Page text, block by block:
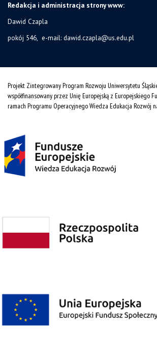
Redakcja i administracja strony www:
Dawid Czapla
pokój 546, e-mail: dawid.czapla@us.edu.pl
Projekt Zintegrowany Program Rozwoju Uniwersytetu
współfinansowany przez Unię Europejską z Europejskiego
ramach Programu Operacyjnego Wiedza Edukacja Rozwój